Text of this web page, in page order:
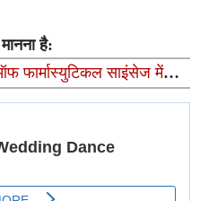
है:
फार्मास्युटिकल साइंसेज में